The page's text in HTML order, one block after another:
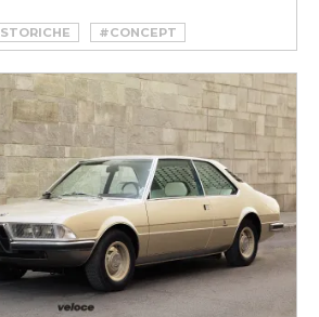
#CONCEPT
VILLA D'ESTE
#VINTAGE